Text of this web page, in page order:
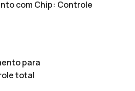
com Chip: Controle
para
total